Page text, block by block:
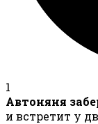
1
Автоняня
и встретит у